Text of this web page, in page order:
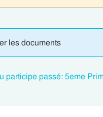
les documents
participe passé: 5eme